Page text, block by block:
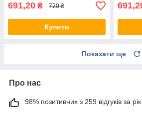
691,20 ₴ 720 ₴
Купити
Показати ще
Про нас
98% позитивних з 259 відгуків за рік